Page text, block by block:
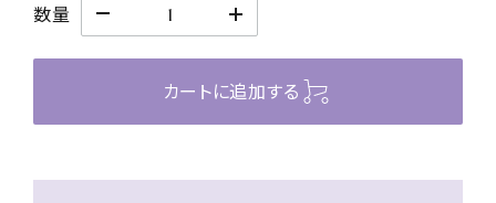
数量
カートに追加する